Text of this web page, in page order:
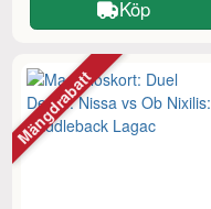
Köp
Mängdrabatt